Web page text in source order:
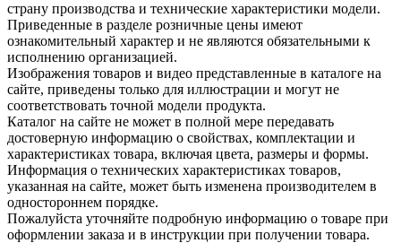
страну производства и технические характеристики модели.
Приведенные в разделе розничные цены имеют
ознакомительный характер и не являются обязательными к
исполнению организацией.
Изображения товаров и видео представленные в каталоге на
сайте, приведены только для иллюстрации и могут не
соответствовать точной модели продукта.
Каталог на сайте не может в полной мере передавать
достоверную информацию о свойствах, комплектации и
характеристиках товара, включая цвета, размеры и формы.
Информация о технических характеристиках товаров,
указанная на сайте, может быть изменена производителем в
одностороннем порядке.
Пожалуйста уточняйте подробную информацию о товаре при
оформлении заказа и в инструкции при получении товара.